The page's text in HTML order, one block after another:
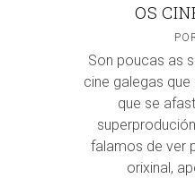
OS
Son poucas as
cine galegas
que se
falamos de ver
orixinal,